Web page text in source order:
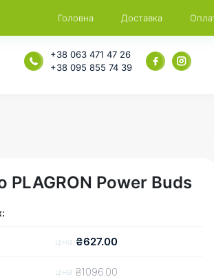
Головна Доставка
+38 063 471 47 26
+38 095 855 74 39
PLAGRON Power Buds
ціна ₴627.00
ціна ₴1096.00